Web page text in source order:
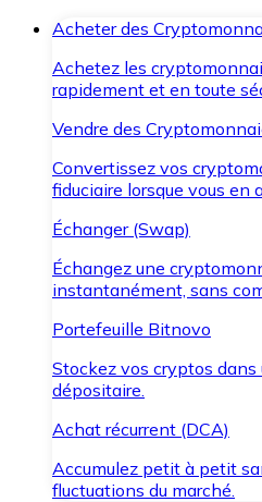
Acheter des
Achetez les
rapidement et en toute
Vendre des
Convertissez vos
fiduciaire lorsque vous en
Échanger (Swap)
Échangez une
instantanément, sans
Portefeuille Bitnovo
Stockez vos cryptos
dépositaire.
Achat récurrent (DCA)
Accumulez petit à petit
fluctuations du marché.